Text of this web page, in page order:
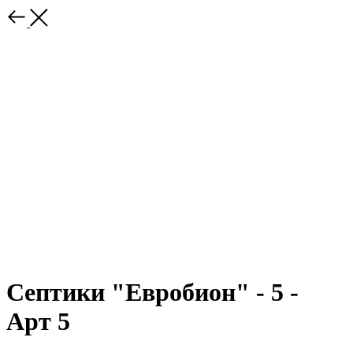
Септики "Евробион" - 5 -
Арт 5